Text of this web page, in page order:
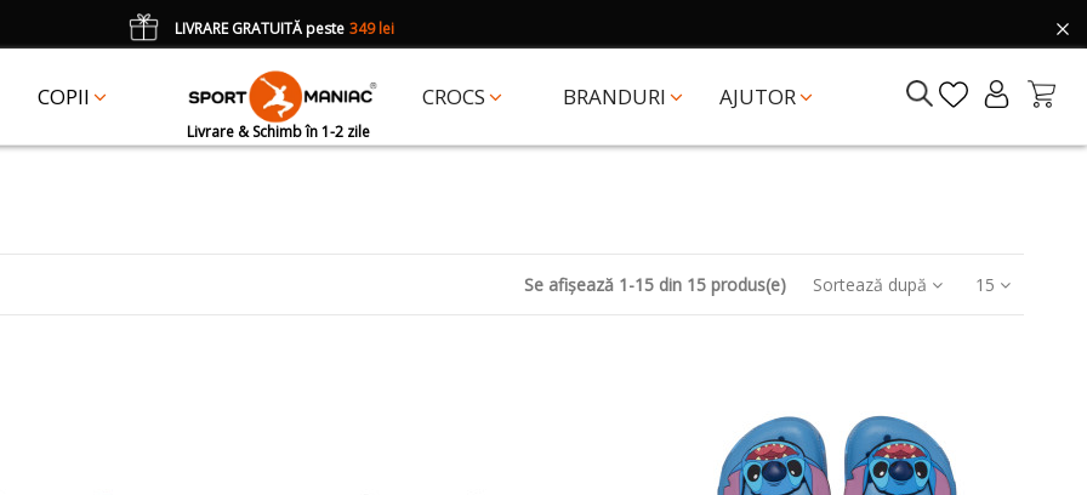
COPII CROCS BRANDURI AJUTOR
Livrare & Schimb în 1-2 zile
LIVRARE GRATUITĂ peste 349 lei
CADOUun accesoriu Crocs Jibbitz în val. de 25 lei cu codul: JIBBITZ
Se afișează 1-15 din 15 produs(e) Sortează după 15